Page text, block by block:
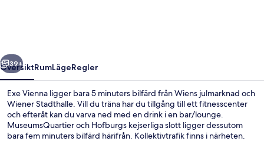
Nästa
39+
ÖversiktRumLägeRegler
Exe Vienna ligger bara 5 minuters bilfärd från Wiens julmarknad och
Wiener Stadthalle. Vill du träna har du tillgång till ett fitnesscenter
och efteråt kan du varva ned med en drink i en bar/lounge.
MuseumsQuartier och Hofburgs kejserliga slott ligger dessutom
bara fem minuters bilfärd härifrån. Kollektivtrafik finns i närheten.